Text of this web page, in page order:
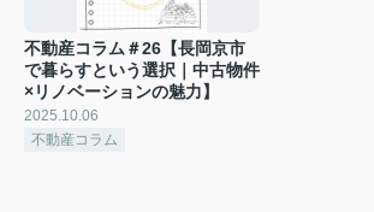
不動産コラム＃26【長岡京市
で暮らすという選択｜中古物件
×リノベーションの魅力】
2025.10.06
不動産コラム